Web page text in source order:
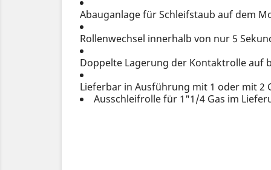
Abauganlage für Schleifstaub auf dem
Rollenwechsel innerhalb von nur 5
Doppelte Lagerung der Kontaktrolle auf
Lieferbar in Ausführung mit 1 oder mit 2
Ausschleifrolle für 1"1/4 Gas im